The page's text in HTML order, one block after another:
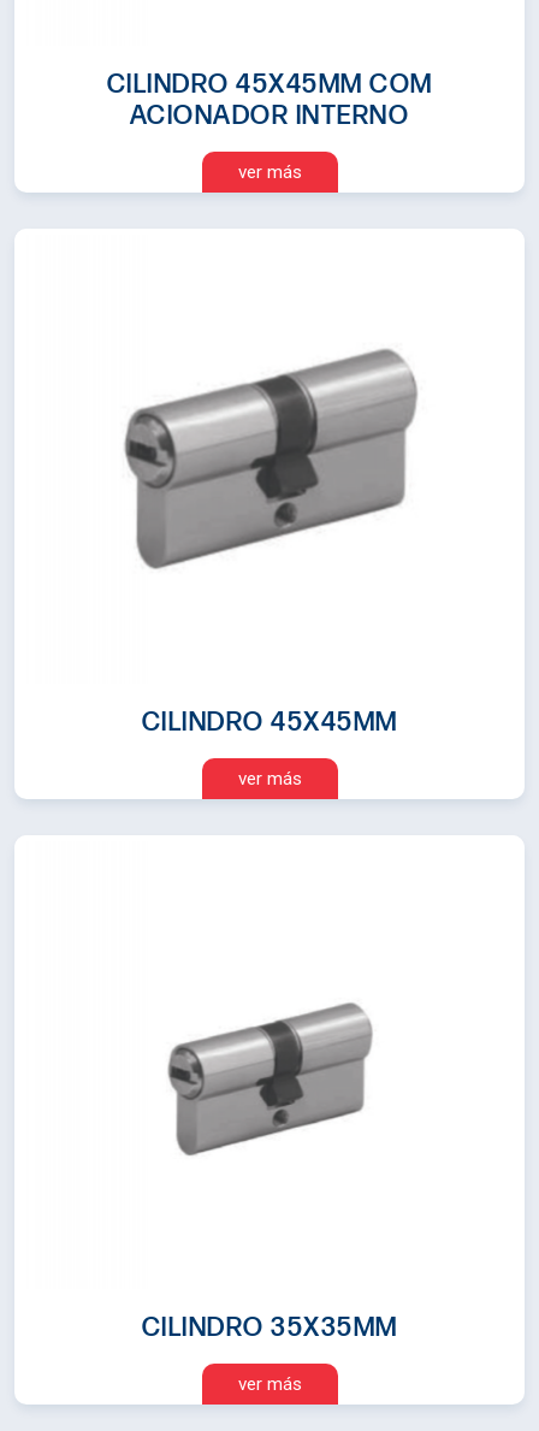
CILINDRO 45X45MM COM
ACIONADOR INTERNO
ver más
CILINDRO 45X45MM
ver más
CILINDRO 35X35MM
ver más